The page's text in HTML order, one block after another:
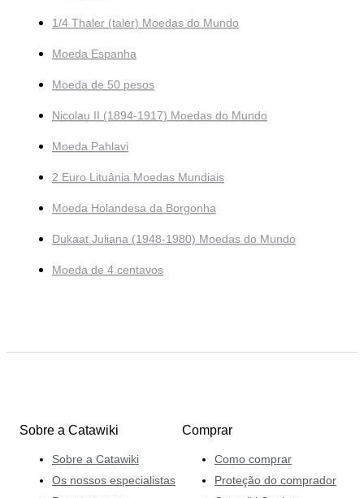
1/4 Thaler (taler) Moedas do Mundo
Moeda Espanha
Moeda de 50 pesos
Nicolau II (1894-1917) Moedas do Mundo
Moeda Pahlavi
2 Euro Lituânia Moedas Mundiais
Moeda Holandesa da Borgonha
Dukaat Juliana (1948-1980) Moedas do Mundo
Moeda de 4 centavos
Sobre a Catawiki
Sobre a Catawiki
Os nossos especialistas
Comprar
Como comprar
Proteção do comprador